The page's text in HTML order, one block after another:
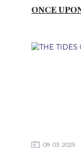
ONCE
09 03 2025